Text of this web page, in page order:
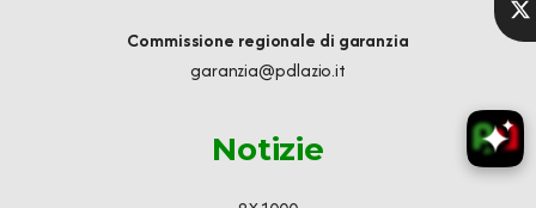
Commissione regionale di garanzia
garanzia@pdlazio.it
Notizie